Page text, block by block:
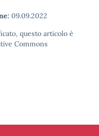
09.09.2022
questo articolo è
Commons